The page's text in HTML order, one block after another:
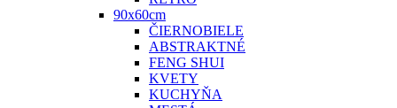
90x60cm
ČIERNOBIELE
ABSTRAKTNÉ
FENG SHUI
KVETY
KUCHYŇA